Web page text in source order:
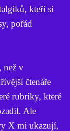
kteří si
pořád
než v
čtenáře
rubriky, které
Ale
X mi ukazují,